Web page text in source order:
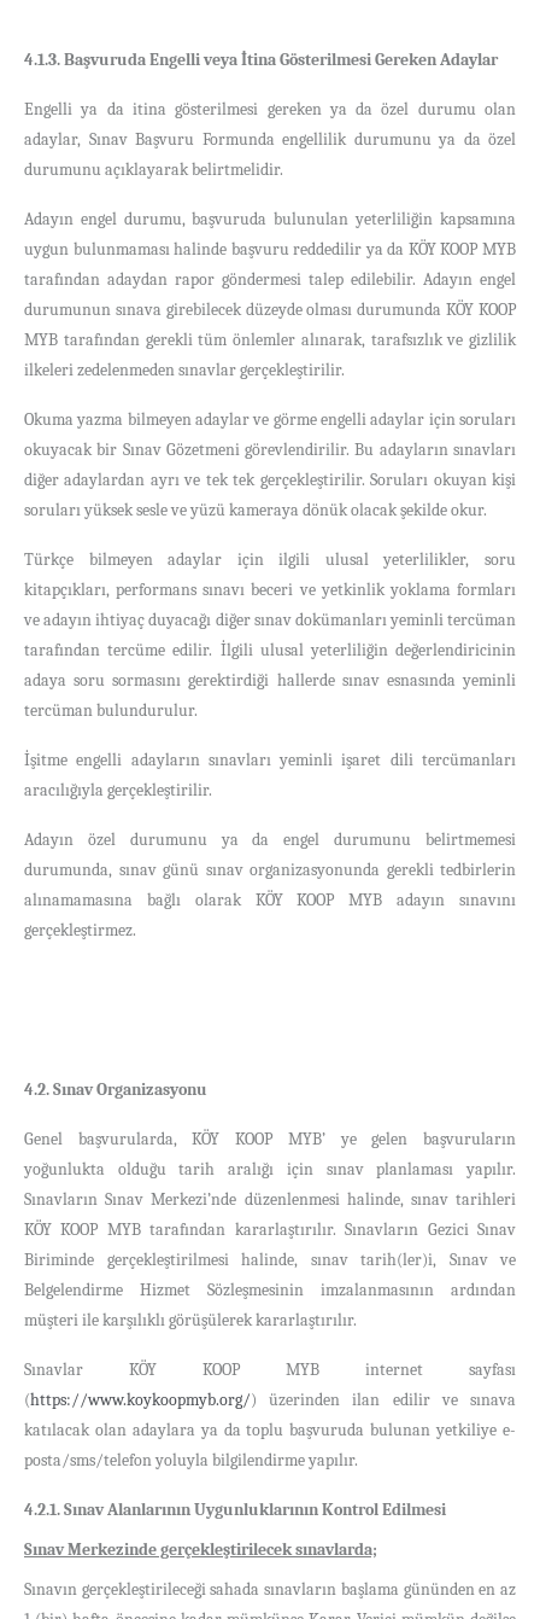
4.1.3. Başvuruda Engelli veya İtina Gösterilmesi Gereken Adaylar
Engelli ya da itina gösterilmesi gereken ya da özel durumu olan
adaylar, Sınav Başvuru Formunda engellilik durumunu ya da özel
durumunu açıklayarak belirtmelidir.
Adayın engel durumu, başvuruda bulunulan yeterliliğin kapsamına
uygun bulunmaması halinde başvuru reddedilir ya da KÖY KOOP MYB
tarafından adaydan rapor göndermesi talep edilebilir. Adayın engel
durumunun sınava girebilecek düzeyde olması durumunda KÖY KOOP
MYB tarafından gerekli tüm önlemler alınarak, tarafsızlık ve gizlilik
ilkeleri zedelenmeden sınavlar gerçekleştirilir.
Okuma yazma bilmeyen adaylar ve görme engelli adaylar için soruları
okuyacak bir Sınav Gözetmeni görevlendirilir. Bu adayların sınavları
diğer adaylardan ayrı ve tek tek gerçekleştirilir. Soruları okuyan kişi
soruları yüksek sesle ve yüzü kameraya dönük olacak şekilde okur.
Türkçe bilmeyen adaylar için ilgili ulusal yeterlilikler, soru
kitapçıkları, performans sınavı beceri ve yetkinlik yoklama formları
ve adayın ihtiyaç duyacağı diğer sınav dokümanları yeminli tercüman
tarafından tercüme edilir. İlgili ulusal yeterliliğin değerlendiricinin
adaya soru sormasını gerektirdiği hallerde sınav esnasında yeminli
tercüman bulundurulur.
İşitme engelli adayların sınavları yeminli işaret dili tercümanları
aracılığıyla gerçekleştirilir.
Adayın özel durumunu ya da engel durumunu belirtmemesi
durumunda, sınav günü sınav organizasyonunda gerekli tedbirlerin
alınamamasına bağlı olarak KÖY KOOP MYB adayın sınavını
gerçekleştirmez.
4.2. Sınav Organizasyonu
Genel başvurularda, KÖY KOOP MYB’ ye gelen başvuruların
yoğunlukta olduğu tarih aralığı için sınav planlaması yapılır.
Sınavların Sınav Merkezi’nde düzenlenmesi halinde, sınav tarihleri
KÖY KOOP MYB tarafından kararlaştırılır. Sınavların Gezici Sınav
Biriminde gerçekleştirilmesi halinde, sınav tarih(ler)i, Sınav ve
Belgelendirme Hizmet Sözleşmesinin imzalanmasının ardından
müşteri ile karşılıklı görüşülerek kararlaştırılır.
Sınavlar KÖY KOOP MYB internet sayfası
(https://www.koykoopmyb.org/) üzerinden ilan edilir ve sınava
katılacak olan adaylara ya da toplu başvuruda bulunan yetkiliye e-
posta/sms/telefon yoluyla bilgilendirme yapılır.
4.2.1. Sınav Alanlarının Uygunluklarının Kontrol Edilmesi
Sınav Merkezinde gerçekleştirilecek sınavlarda;
Sınavın gerçekleştirileceği sahada sınavların başlama gününden en az